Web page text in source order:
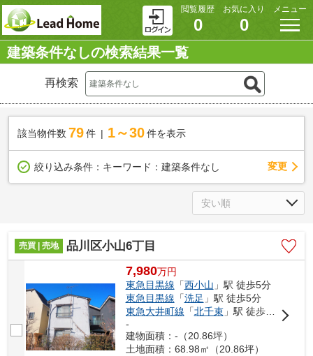
閲覧履歴
0
お気に入り
0
メニュー
建築条件なしの検索結果一覧
再検索
該当物件数 79件 1～30 件を表示
絞り込み条件： キーワード：建築条件なし 変更
売買 | 売地 品川区小山6丁目
7,980万円
東急目黒線 「西小山 」駅 徒歩5分
東急目黒線 「洗足 」駅 徒歩5分
東急大井町線 「北千束」駅 徒歩12分
-
建物面積：-（20.86坪）
土地面積：68.98㎡（20.86坪）